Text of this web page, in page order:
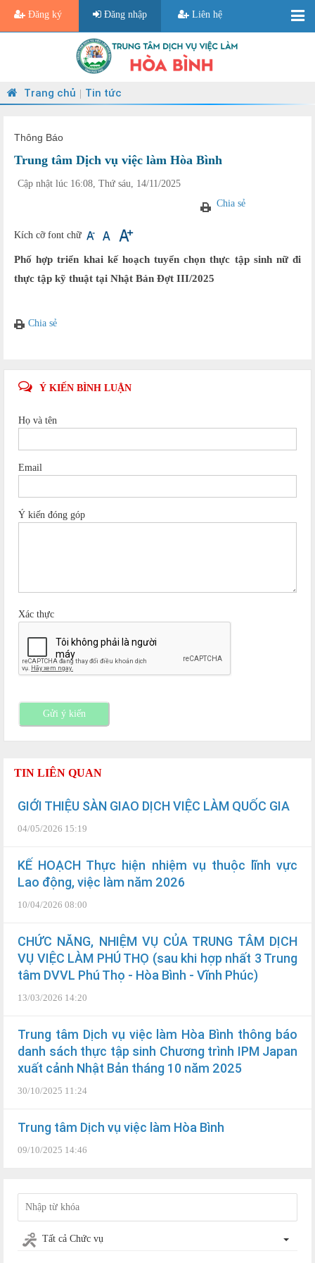
Đăng ký Đăng nhập Liên hệ
Trang chủ Tin tức
Thông Báo
Trung tâm Dịch vụ việc làm Hòa Bình
Cập nhật lúc 16:08, Thứ sáu, 14/11/2025
Chia sẻ
Kích cỡ font chữ
Phố hợp triển khai kế hoạch tuyển chọn thực tập sinh nữ đi
thực tập kỹ thuật tại Nhật Bản Đợt III/2025
Chia sẻ
Ý KIẾN BÌNH LUẬN
Họ và tên
Email
Ý kiến đóng góp
Xác thực
Gửi ý kiến
TIN LIÊN QUAN
GIỚI THIỆU SÀN GIAO DỊCH VIỆC LÀM QUỐC GIA
04/05/2026 15:19
KẾ HOẠCH Thực hiện nhiệm vụ thuộc lĩnh vực
Lao động, việc làm năm 2026
10/04/2026 08:00
CHỨC NĂNG, NHIỆM VỤ CỦA TRUNG TÂM DỊCH
VỤ VIỆC LÀM PHÚ THỌ (sau khi hợp nhất 3 Trung
tâm DVVL Phú Thọ - Hòa Bình - Vĩnh Phúc)
13/03/2026 14:20
Trung tâm Dịch vụ việc làm Hòa Bình thông báo
danh sách thực tập sinh Chương trình IPM Japan
xuất cảnh Nhật Bản tháng 10 năm 2025
30/10/2025 11:24
Trung tâm Dịch vụ việc làm Hòa Bình
09/10/2025 14:46
Tất cả Chức vụ